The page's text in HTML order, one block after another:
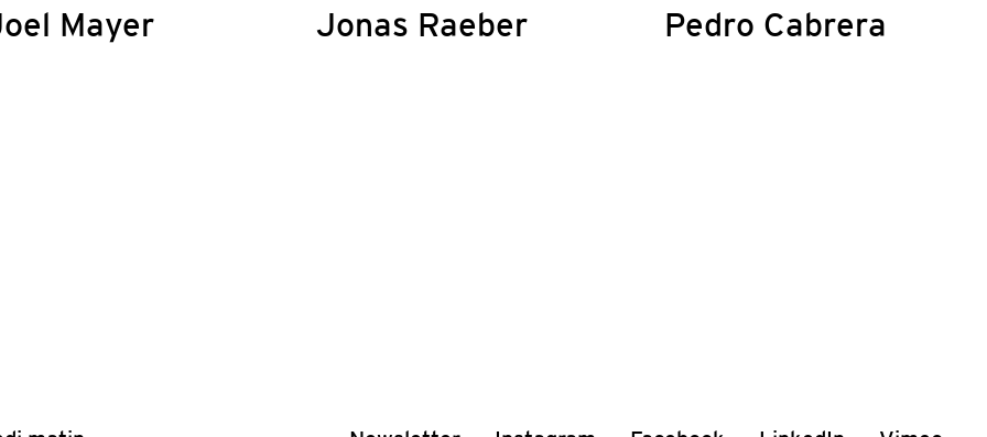
Mayer Jonas Raeber Pedro Cabrera